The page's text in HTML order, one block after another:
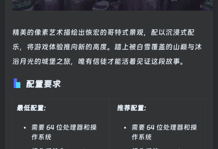
精美的像素艺术描绘出恢宏的哥特式景观，配以沉浸式配
乐，将游戏体验推向新的高度。踏上被白雪覆盖的山巅与沐
浴月光的城堡之旅，唯有信徒才能活着见证这段故事。
配置要求
最低配置:
需要 64 位处理器和操
作系统
推荐配置:
需要 64 位处理器和操
作系统